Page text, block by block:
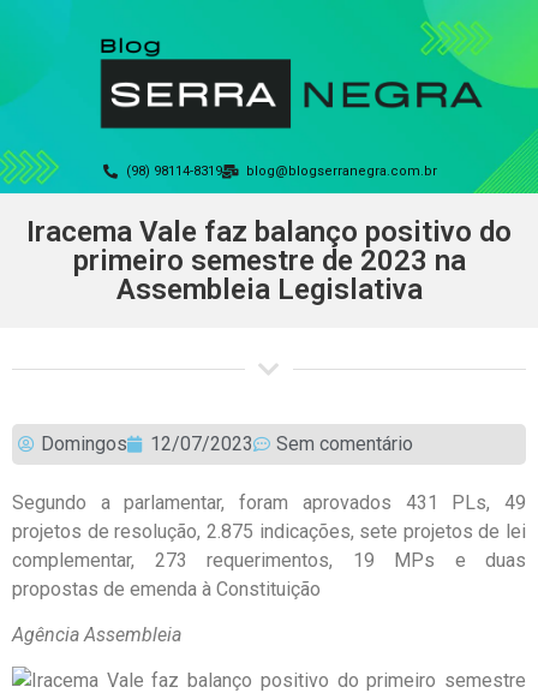
(98) 98114-8319 blog@blogserranegra.com.br
Iracema Vale faz balanço positivo do
primeiro semestre de 2023 na
Assembleia Legislativa
Domingos 12/07/2023 Sem comentário
Segundo a parlamentar, foram aprovados 431 PLs, 49
projetos de resolução, 2.875 indicações, sete projetos de lei
complementar, 273 requerimentos, 19 MPs e duas
propostas de emenda à Constituição
Agência Assembleia